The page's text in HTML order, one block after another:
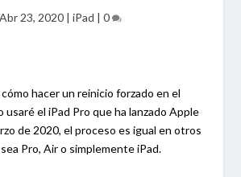
Abr 23, 2020 | iPad | 0
hacer un reinicio forzado en el
usaré el iPad Pro que ha lanzado Apple
de 2020, el proceso es igual en otros
Pro, Air o simplemente iPad.